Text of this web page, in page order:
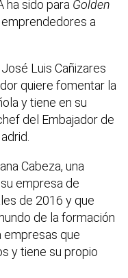
ha sido para Golden
a
Luis Cañizares
quiere fomentar la
y tiene en su
del Embajador de
Cabeza, una
empresa de
de 2016 y que
de la formación
empresas que
y tiene su propio